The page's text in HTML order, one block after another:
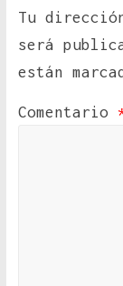
Tu
será
están
Comentario